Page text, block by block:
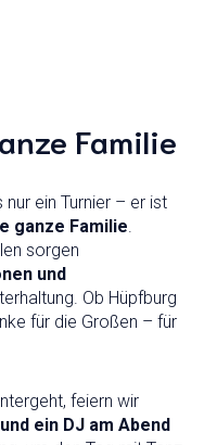
Familie
ein Turnier – er ist
ganze Familie.
sorgen
und
Ob Hüpfburg
für die Großen – für
feiern wir
ein DJ am Abend